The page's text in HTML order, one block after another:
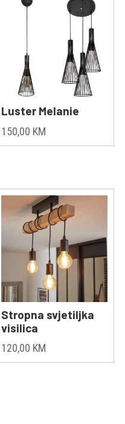
Luster Melanie
150,00 KM
Stropna svjetiljka
visilica
120,00 KM